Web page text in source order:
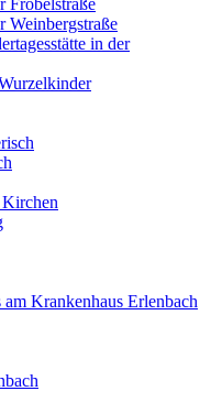
Fröbelstraße
Weinbergstraße
in der
Krankenhaus Erlenbach